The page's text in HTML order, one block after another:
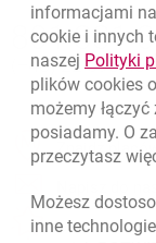
Nawigacja
Zadzwoń do
801 331
(+48) 22 598 40
Znajdź
Oceń nas
informacjami
cookie i innych
naszej Polityki
plików cookies
możemy
posiadamy. O
przeczytasz
Możesz
inne